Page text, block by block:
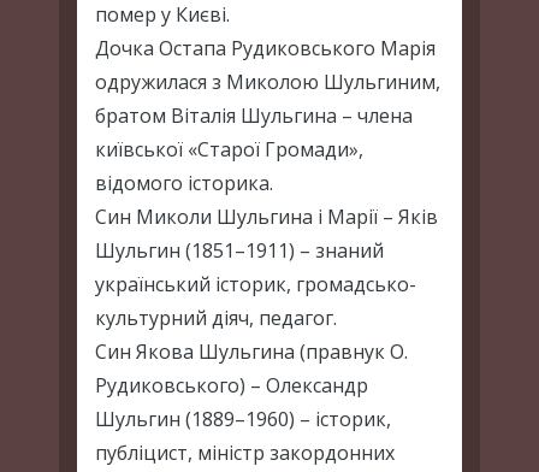
помер у Києві.
Дочка Остапа Рудиковського Марія
одружилася з Миколою Шульгиним,
братом Віталія Шульгина – члена
київської «Старої Громади»,
відомого історика.
Син Миколи Шульгина і Марії – Яків
Шульгин (1851–1911) – знаний
український історик, громадсько-
культурний діяч, педагог.
Син Якова Шульгина (правнук О.
Рудиковського) – Олександр
Шульгин (1889–1960) – історик,
публіцист, міністр закордонних